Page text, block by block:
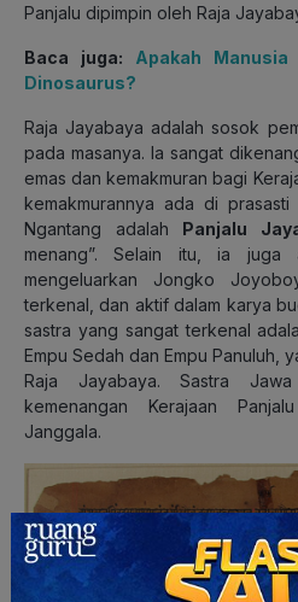
Panjalu dipimpin oleh Raja
Baca juga: Apakah
Dinosaurus?
Raja Jayabaya adalah sosok
pada masanya. Ia sangat
emas dan kemakmuran bagi
kemakmurannya ada di
Ngantang adalah Panjalu
menang”. Selain itu, ia juga
mengeluarkan Jongko
terkenal, dan aktif dalam karya
sastra yang sangat terkenal
Empu Sedah dan Empu Panuluh,
Raja Jayabaya. Sastra
kemenangan Kerajaan
Janggala.